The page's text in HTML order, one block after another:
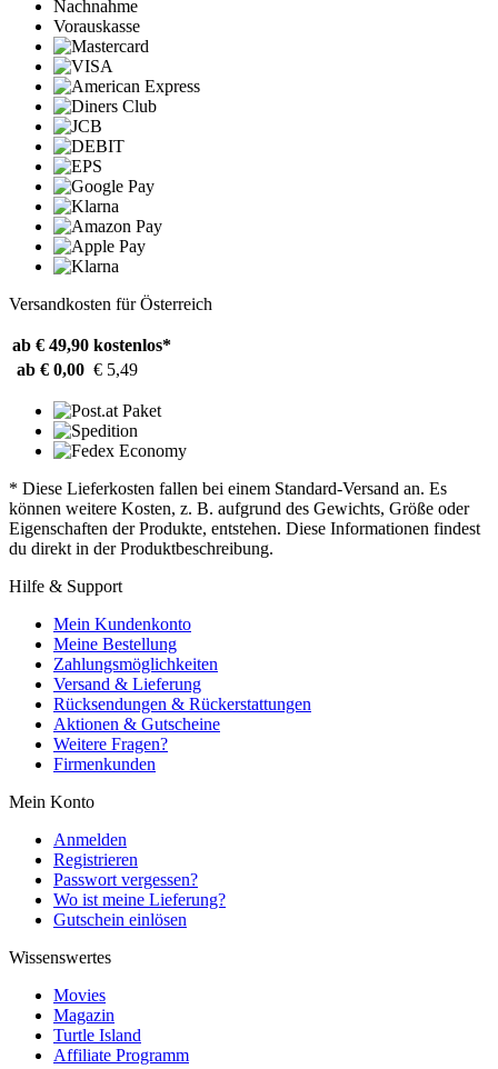
Nachnahme
Vorauskasse
Versandkosten für Österreich
ab € 49,90 kostenlos*
ab € 0,00 € 5,49
* Diese Lieferkosten fallen bei einem Standard-Versand an. Es
können weitere Kosten, z. B. aufgrund des Gewichts, Größe oder
Eigenschaften der Produkte, entstehen. Diese Informationen findest
du direkt in der Produktbeschreibung.
Hilfe & Support
Mein Kundenkonto
Meine Bestellung
Zahlungsmöglichkeiten
Versand & Lieferung
Rücksendungen & Rückerstattungen
Aktionen & Gutscheine
Weitere Fragen?
Firmenkunden
Mein Konto
Anmelden
Registrieren
Passwort vergessen?
Wo ist meine Lieferung?
Gutschein einlösen
Wissenswertes
Movies
Magazin
Turtle Island
Affiliate Programm